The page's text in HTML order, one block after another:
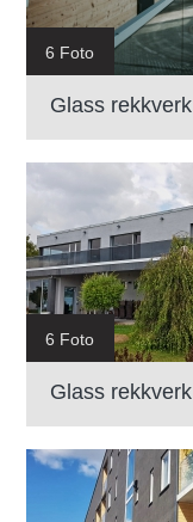
6 Foto
Glass rekkverk
6 Foto
Glass rekkverk